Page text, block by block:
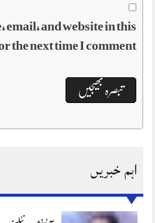
email, and website in this
the next time I comment.
اہم خبریں